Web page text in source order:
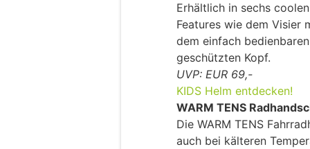
Erhältlich in sechs
Features wie dem Visier
dem einfach
geschützten Kopf.
UVP: EUR 69,-
KIDS Helm entdecken!
WARM TENS
Die WARM TENS
auch bei kälteren